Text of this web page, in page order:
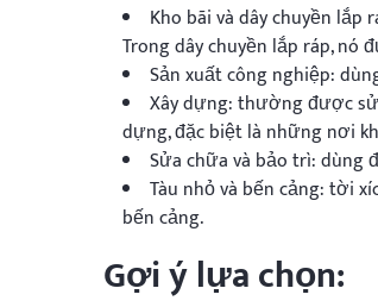
Kho bãi và dây chuyền
Trong dây chuyền lắp ráp, nó
Sản xuất công nghiệp:
Xây dựng: thường được
dựng, đặc biệt là những nơi
Sửa chữa và bảo trì: dùng
Tàu nhỏ và bến cảng: tời
bến cảng.
Gợi ý lựa chọn: